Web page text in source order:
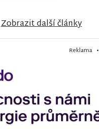
Zobrazit další články
Reklama •